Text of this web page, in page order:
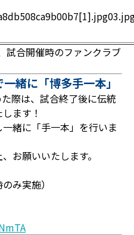
合開催時のファンクラブ
緒に「博多手一本」
際は、試合終了後に伝統
ます！
緒に「手一本」を行いま
お願いいたします。
み実施）